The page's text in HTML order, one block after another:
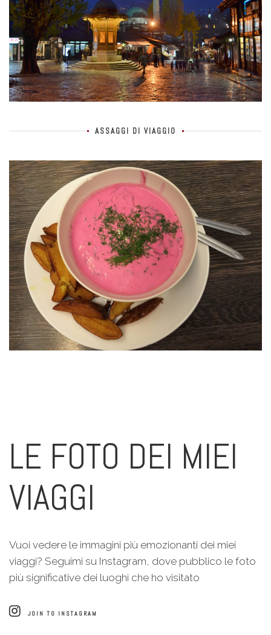
ASSAGGI DI VIAGGIO
LE FOTO DEI MIEI
VIAGGI
Vuoi vedere le immagini più emozionanti dei miei
viaggi? Seguimi su Instagram, dove pubblico le foto
più significative dei luoghi che ho visitato
JOIN TO INSTAGRAM